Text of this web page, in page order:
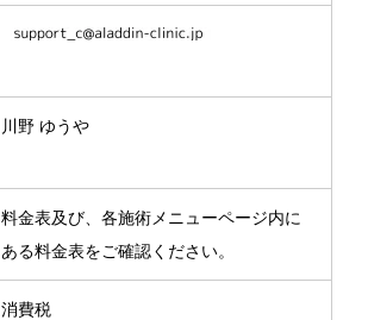
川野 ゆうや
料金表及び、各施術メニューページ内に
ある料金表をご確認ください。
消費税